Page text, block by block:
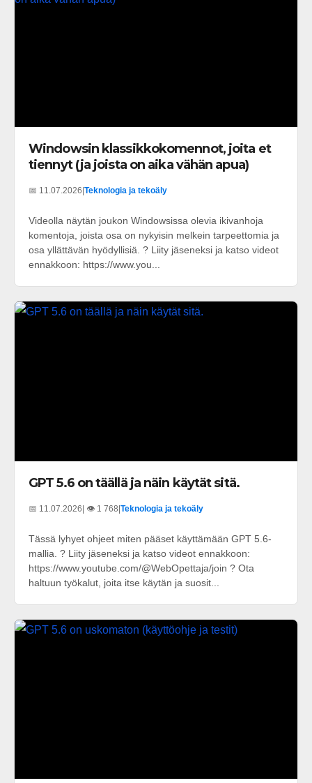
Windowsin klassikkokomennot, joita et
tiennyt (ja joista on aika vähän apua)
📅 11.07.2026 Teknologia ja tekoäly
Videolla näytän joukon Windowsissa olevia ikivanhoja
komentoja, joista osa on nykyisin melkein tarpeettomia ja
osa yllättävän hyödyllisiä. ? Liity jäseneksi ja katso videot
ennakkoon: https://www.you...
GPT 5.6 on täällä ja näin käytät sitä.
📅 11.07.2026| 👁️ 1 768|Teknologia ja tekoäly
Tässä lyhyet ohjeet miten pääset käyttämään GPT 5.6-
mallia. ? Liity jäseneksi ja katso videot ennakkoon:
https://www.youtube.com/@WebOpettaja/join ? Ota
haltuun työkalut, joita itse käytän ja suosit...